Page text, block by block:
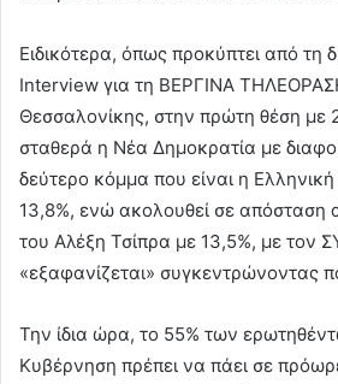
Ειδικότερα, όπως προκύπτει από τη
Interview για τη ΒΕΡΓΙΝΑ
Θεσσαλονίκης, στην πρώτη θέση με
σταθερά η Νέα Δημοκρατία με
δεύτερο κόμμα που είναι η
13,8%, ενώ ακολουθεί σε απόσταση
του Αλέξη Τσίπρα με 13,5%, με τον
«εξαφανίζεται» συγκεντρώνοντας
Την ίδια ώρα, το 55% των
Κυβέρνηση πρέπει να πάει σε